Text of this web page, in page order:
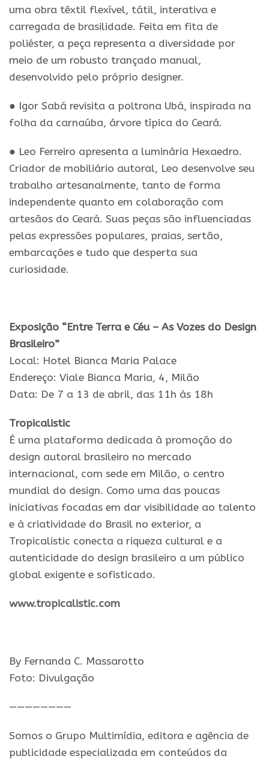
uma obra têxtil flexível, tátil, interativa e
carregada de brasilidade. Feita em fita de
poliéster, a peça representa a diversidade por
meio de um robusto trançado manual,
desenvolvido pelo próprio designer.
● Igor Sabá revisita a poltrona Ubá, inspirada na
folha da carnaúba, árvore típica do Ceará.
● Leo Ferreiro apresenta a luminária Hexaedro.
Criador de mobiliário autoral, Leo desenvolve seu
trabalho artesanalmente, tanto de forma
independente quanto em colaboração com
artesãos do Ceará. Suas peças são influenciadas
pelas expressões populares, praias, sertão,
embarcações e tudo que desperta sua
curiosidade.
Exposição “Entre Terra e Céu – As Vozes do Design
Brasileiro”
Local: Hotel Bianca Maria Palace
Endereço: Viale Bianca Maria, 4, Milão
Data: De 7 a 13 de abril, das 11h às 18h
Tropicalistic
É uma plataforma dedicada à promoção do
design autoral brasileiro no mercado
internacional, com sede em Milão, o centro
mundial do design. Como uma das poucas
iniciativas focadas em dar visibilidade ao talento
e à criatividade do Brasil no exterior, a
Tropicalistic conecta a riqueza cultural e a
autenticidade do design brasileiro a um público
global exigente e sofisticado.
www.tropicalistic.com
By Fernanda C. Massarotto
Foto: Divulgação
————————
Somos o Grupo Multimídia, editora e agência de
publicidade especializada em conteúdos da